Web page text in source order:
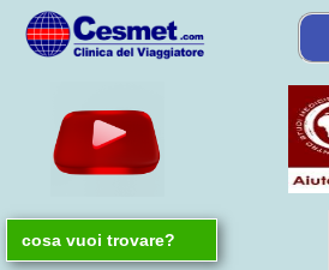
Search
for: